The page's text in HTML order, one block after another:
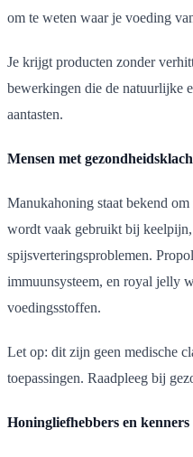
om te weten waar je voeding
Je krijgt producten zonder
bewerkingen die de natuurlijke
aantasten.
Mensen met
Manukahoning staat bekend
wordt vaak gebruikt bij
spijsverteringsproblemen.
immuunsysteem, en royal jelly
voedingsstoffen.
Let op: dit zijn geen medische
toepassingen. Raadpleeg bij
Honingliefhebbers en kenners